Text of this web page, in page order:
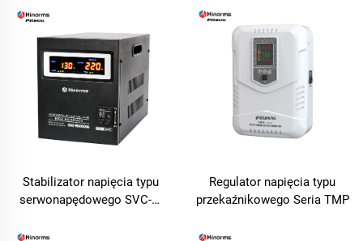
Stabilizator napięcia typu
serwonapędowego SVC-M
Regulator napięcia typu
przekaźnikowego Seria TMP